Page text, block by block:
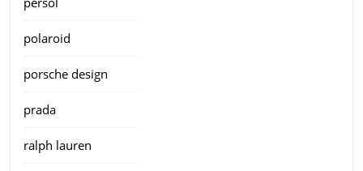
polaroid
porsche design
prada
ralph lauren